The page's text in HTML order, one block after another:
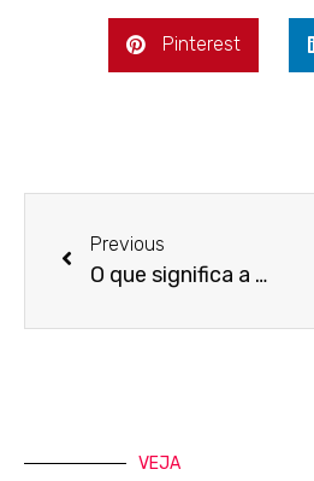
Pinterest
Previous
O que significa a Carta do Papa no Tarot
VEJA